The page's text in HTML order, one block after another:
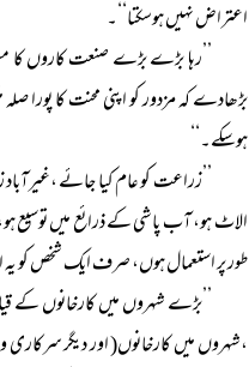
اعتراض نہیں ہوسکتا‘‘۔
’’رہا بڑے بڑے صنعت کاروں کا
بڑھادے کہ مزدور کو اپنی محنت کا پورا
ہوسکے۔‘‘
’’زراعت کو عام کیا جائے
الاٹ ہو، آب پاشی کے ذرائع میں توسیع
طور پر استعمال ہوں، صرف ایک شخص کو
’’بڑے شہروں میں کارخانوں
،شہروں میں کارخانوں( اور دیگر